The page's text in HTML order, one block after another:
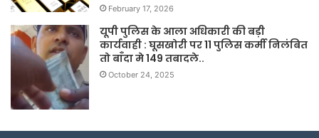
February 17, 2026
यूपी पुलिस के आला अधिकारी की बड़ी
कार्यवाही : घूसखोरी पर 11 पुलिस कर्मी निलंबित
तो बाँदा मे 149 तबादले..
October 24, 2025